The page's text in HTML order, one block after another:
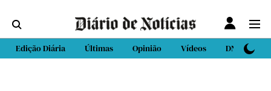
Edição Diária Últimas Opinião Vídeos DN Sport